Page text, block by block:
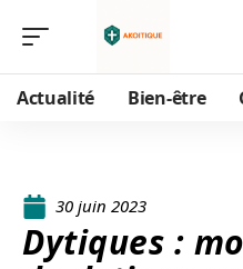
Actualité Bien-être
30 juin 2023
Dytiques :